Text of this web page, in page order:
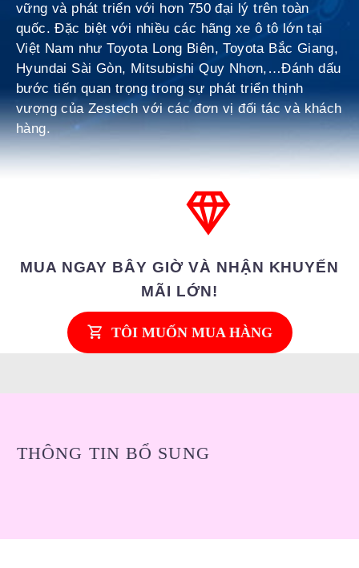
vững và phát triển với hơn 750 đại lý trên toàn
quốc. Đặc biệt với nhiều các hãng xe ô tô lớn tại
Việt Nam như Toyota Long Biên, Toyota Bắc Giang,
Hyundai Sài Gòn, Mitsubishi Quy Nhơn,…Đánh dấu
bước tiến quan trọng trong sự phát triển thịnh
vượng của Zestech với các đơn vị đối tác và khách
hàng.
MUA NGAY BÂY GIỜ VÀ NHẬN KHUYẾN
MÃI LỚN!
TÔI MUỐN MUA HÀNG
THÔNG TIN BỔ SUNG